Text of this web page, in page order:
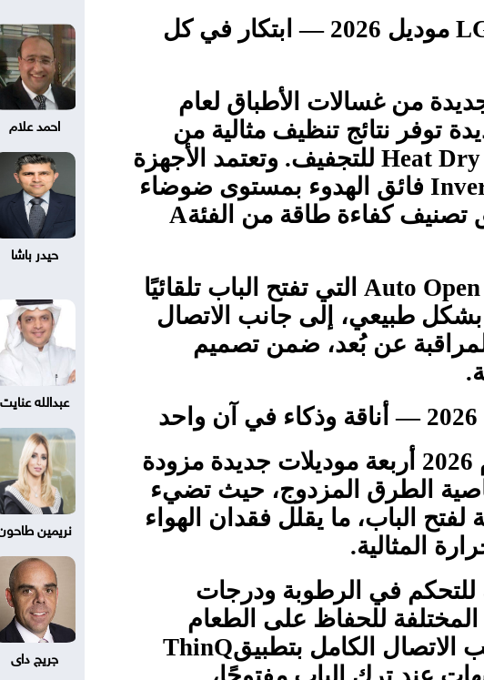
موديل 2026 — ابتكار في كل
من غسالات الأطباق لعام
توفر نتائج تنظيف مثالية من
Heat Dry للتجفيف. وتعتمد الأجهزة
فائق الهدوء بمستوى ضوضاء
A
Auto التي تفتح الباب تلقائيًا
بشكل طبيعي، إلى جانب الاتصال
عن بُعد، ضمن تصميم
.
لعام 2026 أربعة موديلات جديدة مزودة
الطرق المزدوج، حيث تضيء
لفتح الباب، ما يقلل فقدان الهواء
المثالية.
للتحكم في الرطوبة ودرجات
للحفاظ على الطعام
الاتصال الكامل بتطبيقThinQ
احمد علام
حيدر باشا
عبدالله عنايت
نريمين
جريج داى